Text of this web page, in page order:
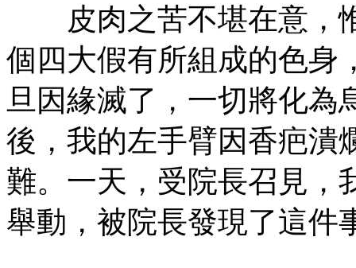
皮肉之苦不堪在意，
個四大假有所組成的色身
旦因緣滅了，一切將化為
後，我的左手臂因香疤潰
難。一天，受院長召見，
舉動，被院長發現了這件